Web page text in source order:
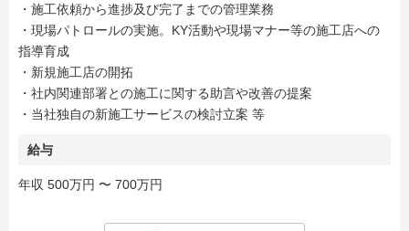
・施工依頼から進捗及び完了までの管理業務
・現場パトロールの実施。KY活動や現場マナー等の施工店への
指導育成
・新規施工店の開拓
・社内関連部署との施工に関する助言や改善の提案
・当社独自の新施工サービスの検討立案 等
給与
年収 500万円 〜 700万円